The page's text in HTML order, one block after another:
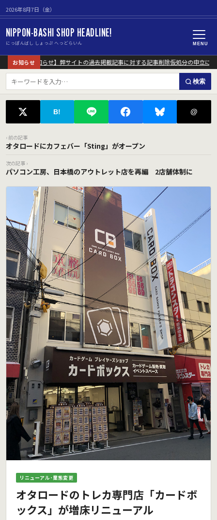
2026年8月7日（金）
NIPPON-BASHI SHOP HEADLINE!
にっぽんばし しょっぷ へっどらいん MENU
お知らせ
重要なお知らせ】弊サイトの過去掲載記事に対する記事削除仮処分の申立につい
検索
B! @
‹ 前の記事
オタロードにカフェバー「Sting」がオープン
次の記事 ›
パソコン工房、日本橋のアウトレット店を再編 2店舗体制に
リニューアル･業態変更
オタロードのトレカ専門店「カードボ
ックス」が増床リニューアル